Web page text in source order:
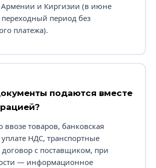
Армении и Киргизии (в июне
переходный период без
платежа).
подаются вместе
ввозе товаров, банковская
НДС, транспортные
с поставщиком, при
— информационное